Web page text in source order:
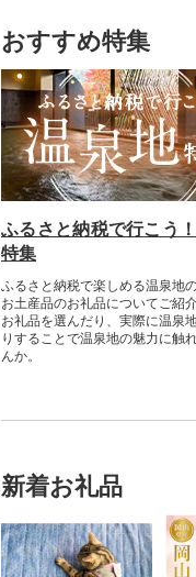
おすすめ特集
ふるさと納税で行こう
特集
ふるさと納税で楽しめる温泉地
お土産品のお礼品についてご紹介
お礼品を選んだり、実際に温泉
りすることで温泉地の魅力に触
んか。
新着お礼品